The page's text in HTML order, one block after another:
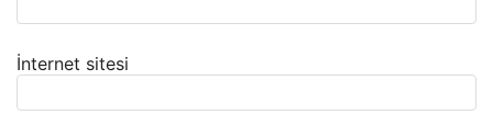
İnternet sitesi